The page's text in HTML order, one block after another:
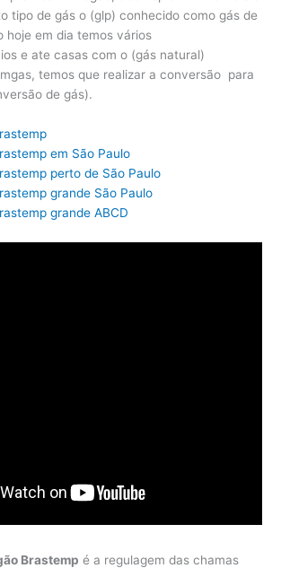
tipo de gás o (glp) conhecido como gás de
hoje em dia temos vários
e ate casas com o (gás natural)
temos que realizar a conversão para
de gás).
em São Paulo
perto de São Paulo
grande São Paulo
grande ABCD
Brastemp é a regulagem das chamas